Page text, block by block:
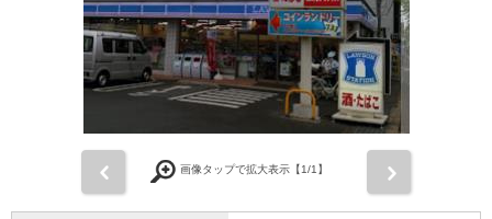
画像タップで拡大表示【1/1】